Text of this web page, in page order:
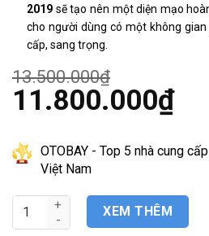
2019 sẽ tạo nên một diện mạo
cho người dùng có một không
cấp, sang trọng.
13.500.000₫
Giá
11.800.000₫
tại
là:
11.800.000₫.
OTOBAY - Top 5 nhà cung
Việt Nam
Màn hình Android Mercedes C200
XEM THÊM